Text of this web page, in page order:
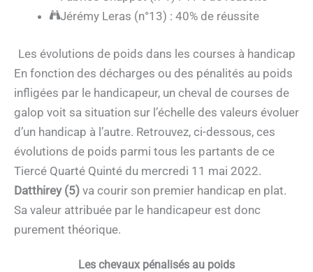
Jérémy Leras (n°13) : 40% de réussite
Les évolutions de poids dans les courses à handicap
En fonction des décharges ou des pénalités au poids
infligées par le handicapeur, un cheval de courses de
galop voit sa situation sur l’échelle des valeurs évoluer
d’un handicap à l’autre. Retrouvez, ci-dessous, ces
évolutions de poids parmi tous les partants de ce
Tiercé Quarté Quinté du mercredi 11 mai 2022.
Datthirey (5) va courir son premier handicap en plat.
Sa valeur attribuée par le handicapeur est donc
purement théorique.
Les chevaux pénalisés au poids